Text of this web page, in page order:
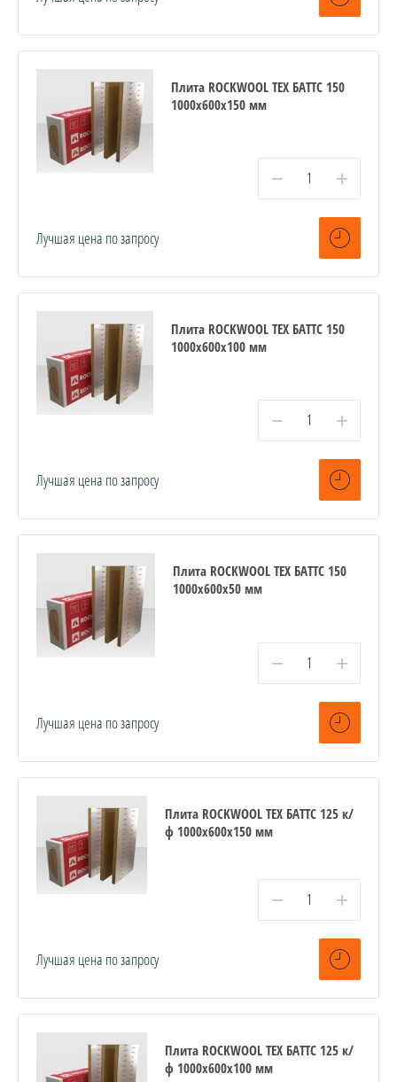
Плита ROCKWOOL ТЕХ БАТТС 150
1000x600x150 мм
− +
Лучшая цена по запросу
Плита ROCKWOOL ТЕХ БАТТС 150
1000x600x100 мм
− +
Лучшая цена по запросу
Плита ROCKWOOL ТЕХ БАТТС 150
1000x600x50 мм
− +
Лучшая цена по запросу
Плита ROCKWOOL ТЕХ БАТТС 125 к/
ф 1000x600x150 мм
− +
Лучшая цена по запросу
Плита ROCKWOOL ТЕХ БАТТС 125 к/
ф 1000x600x100 мм